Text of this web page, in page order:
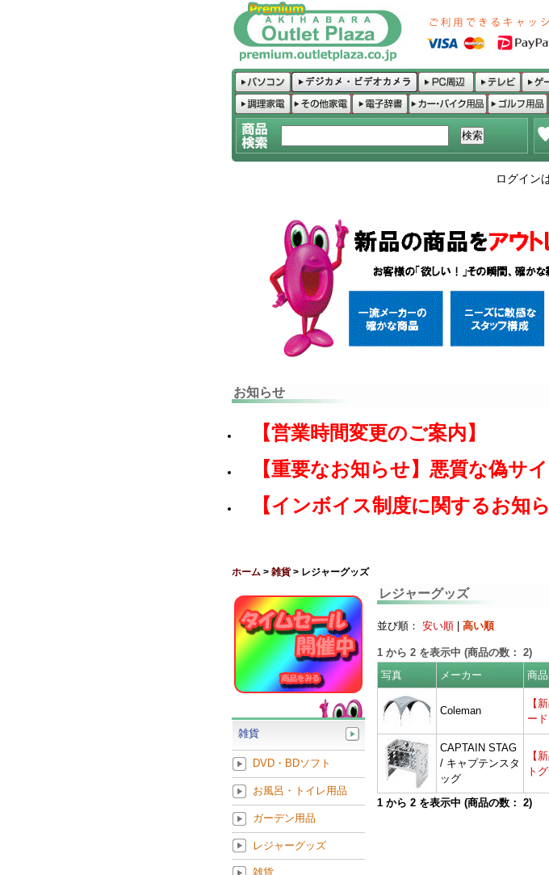
ログイン
お知らせ
【営業時間変更のご案内】
【重要なお知らせ】悪質な偽サ
【インボイス制度に関するお知ら
ホーム > 雑貨> レジャーグッズ
レジャーグッズ
並び順： 安い順 高い順在
1 から 2 を表示中 (商品の数： 2)
写真
メーカー 商品
Coleman
【
ー
CAPTAIN STAG
/ キャプテンスタ
ッグ
【
ト
1 から 2 を表示中 (商品の数： 2)
雑貨
DVD・BDソフト
お風呂・トイレ用品
ガーデン用品
レジャーグッズ